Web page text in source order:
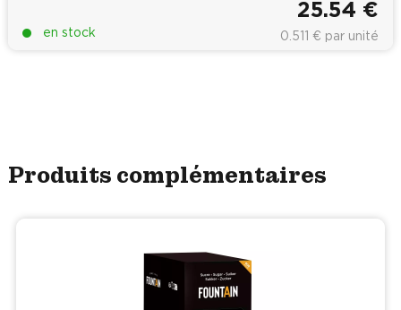
en stock
25.54 €
0.511 € par unité
Produits complémentaires